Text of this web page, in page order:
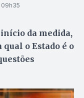
09h35
da medida,
o Estado é o